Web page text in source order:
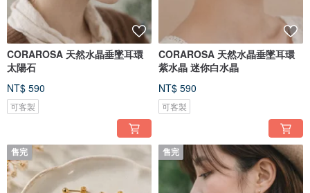
CORAROSA 天然水晶垂墜耳環
太陽石
NT$ 590
可客製
CORAROSA 天然水晶垂墜耳環
紫水晶 迷你白水晶
NT$ 590
可客製
售完 售完